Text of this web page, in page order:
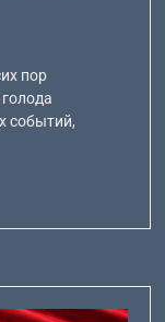
пор
событий,